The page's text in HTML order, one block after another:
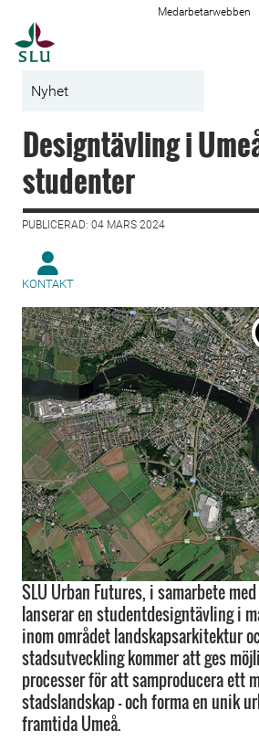
Medarbetarwebben
Nyhet
Designtävling i
studenter
PUBLICERAD: 04 MARS 2024
KONTAKT
SLU Urban Futures, i samarbete
lanserar en studentdesigntävling i
inom området landskapsarkitektur
stadsutveckling kommer att ges
processer för att samproducera ett
stadslandskap – och forma en unik
framtida Umeå.